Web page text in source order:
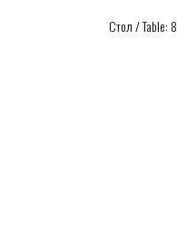
Стол / Table: 8